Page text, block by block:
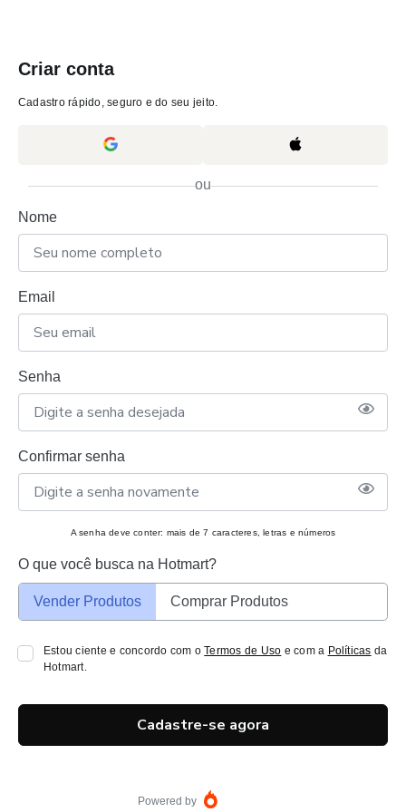
Criar conta
Cadastro rápido, seguro e do seu jeito.
ou
Nome
Email
Senha
Confirmar senha
A senha deve conter: mais de 7 caracteres, letras e números
O que você busca na Hotmart?
Vender Produtos Comprar Produtos
Estou ciente e concordo com oTermos de Uso e com a Políticas da
Hotmart.
Cadastre-se agora
Powered by